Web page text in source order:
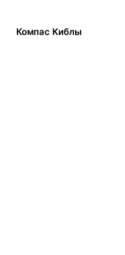
Компас Киблы